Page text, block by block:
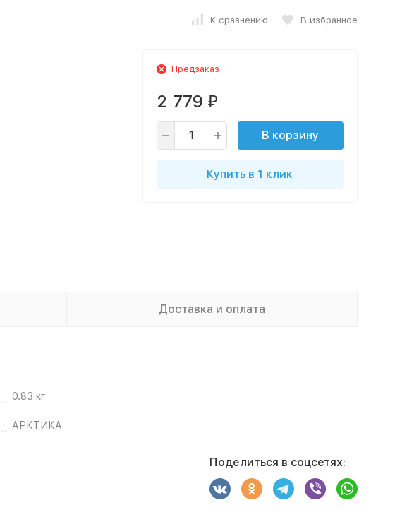
К сравнению В избранное
Предзаказ
2 779 ₽
В корзину
Купить в 1 клик
Доставка и оплата
0.83 кг
АРКТИКА
Поделиться в соцсетях: